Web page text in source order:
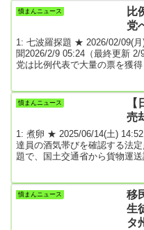
ず、後天的な知識ではなく、
なっています。どのような国
憤まんニュース
比
党
1: 七波羅探題 ★ 2026/02/09(
聞2026/2/9 05:24（最終更新
党は比例代表で大量の票を獲
した。ただ、得票数で見れば
区と比例で重複立候補した候
憤まんニュース
1: 煮卵 ★ 2025/06/14(土)
達員の酒気帯びを確認する法
題で、国土交通省から貨物運
再取得ができなくなるため、
る。配達員の雇用は継続する
用した年数などに基づいて算
憤まんニュース
移
生
タ